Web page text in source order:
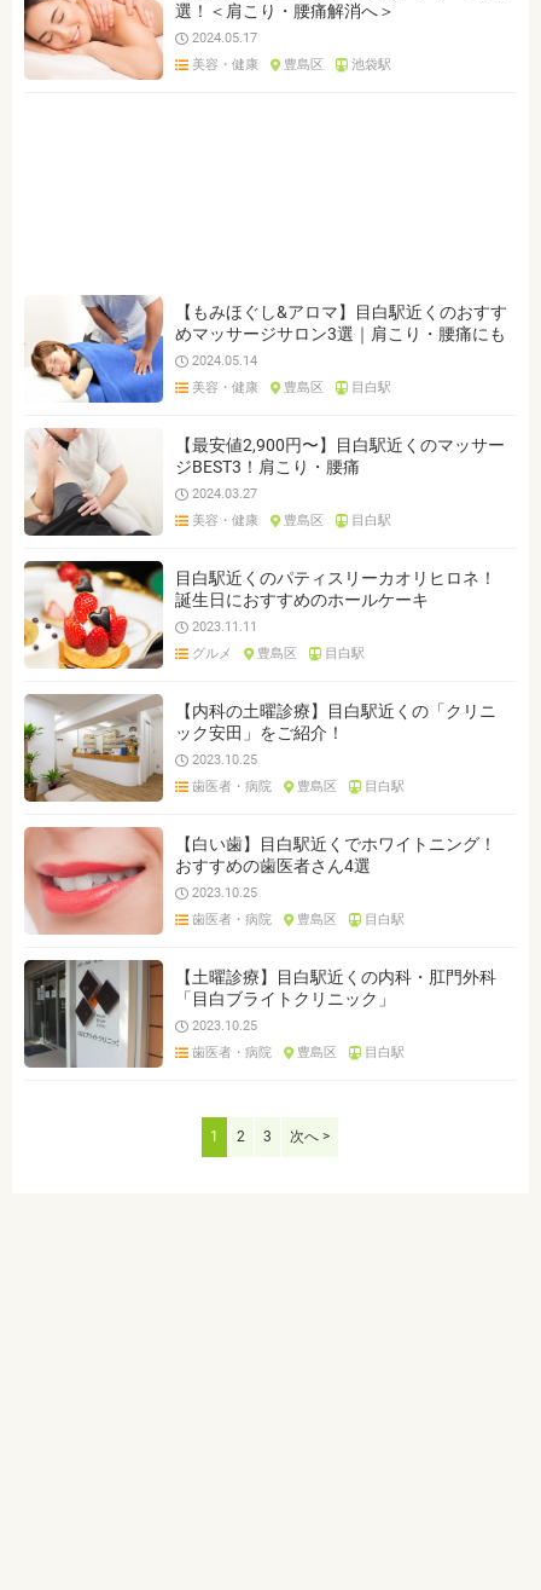
選！＜肩こり・腰痛解消へ＞
2024.05.17
美容・健康
豊島区 池袋駅
【もみほぐし&アロマ】目白駅近くのおすす
めマッサージサロン3選｜肩こり・腰痛にも
2024.05.14
美容・健康
豊島区 目白駅
【最安値2,900円〜】目白駅近くのマッサー
ジBEST3！肩こり・腰痛
2024.03.27
美容・健康
豊島区 目白駅
目白駅近くのパティスリーカオリヒロネ！
誕生日におすすめのホールケーキ
2023.11.11
グルメ
豊島区 目白駅
【内科の土曜診療】目白駅近くの「クリニ
ック安田」をご紹介！
2023.10.25
歯医者・病院
豊島区 目白駅
【白い歯】目白駅近くでホワイトニング！
おすすめの歯医者さん4選
2023.10.25
歯医者・病院
豊島区 目白駅
【土曜診療】目白駅近くの内科・肛門外科
「目白ブライトクリニック」
2023.10.25
歯医者・病院
豊島区 目白駅
1 2 3 次へ >